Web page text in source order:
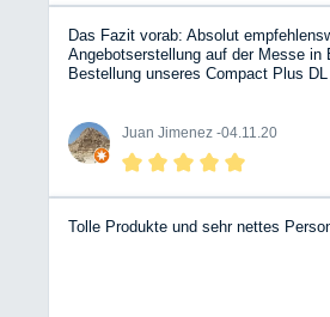
Das Fazit vorab: Absolut
Angebotserstellung auf der Messe in
Bestellung unseres Compact Plus
hatten wir mehrere Kontakte mit
Mitarbeitern, die alle durchweg positiv
jederzeit das Gefühl gaben, die
Mitarbeiter am Ball und haben sich
Juan Jimenez -04.11.20
Tolle Produkte und sehr nettes